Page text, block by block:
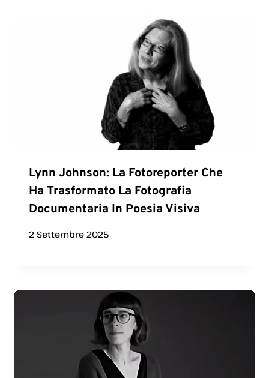
Lynn Johnson: La Fotoreporter Che
Ha Trasformato La Fotografia
Documentaria In Poesia Visiva
2 Settembre 2025